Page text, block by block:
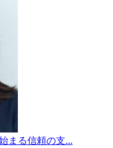
まる信頼の支...